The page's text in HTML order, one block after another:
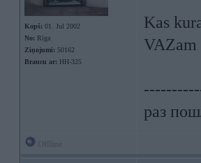
Kopš: 01. Jul 2002
No: Rīga
Ziņojumi: 50162
Braucu ar: HH-325
Kas
VAZam
раз